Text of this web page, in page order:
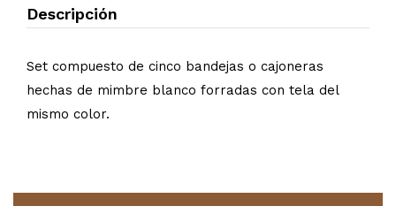
Descripción
Set compuesto de cinco bandejas o cajoneras
hechas de mimbre blanco forradas con tela del
mismo color.